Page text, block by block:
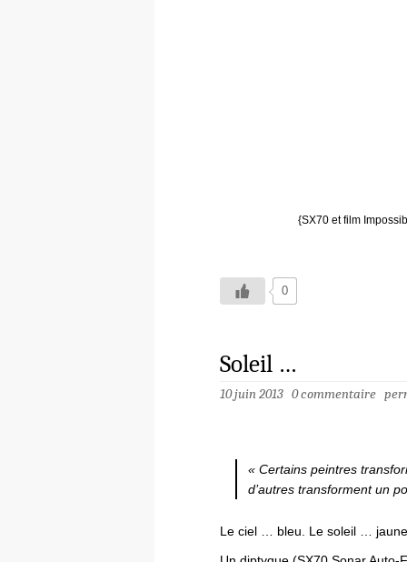
{SX70 et film
0
Soleil …
10 juin 2013 0 commentaire
« Certains peintres
d’autres transforment un
Le ciel … bleu. Le soleil …